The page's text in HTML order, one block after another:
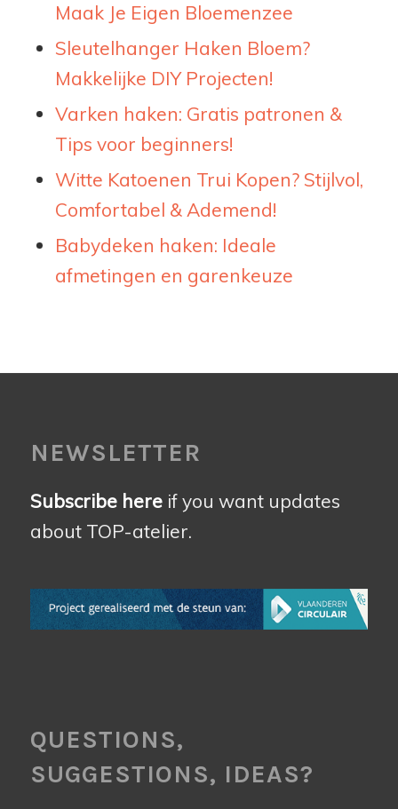
Maak Je Eigen Bloemenzee
Sleutelhanger Haken Bloem?
Makkelijke DIY Projecten!
Varken haken: Gratis patronen &
Tips voor beginners!
Witte Katoenen Trui Kopen? Stijlvol,
Comfortabel & Ademend!
Babydeken haken: Ideale
afmetingen en garenkeuze
NEWSLETTER
Subscribe hereif you want updates
about TOP-atelier.
QUESTIONS,
SUGGESTIONS, IDEAS?